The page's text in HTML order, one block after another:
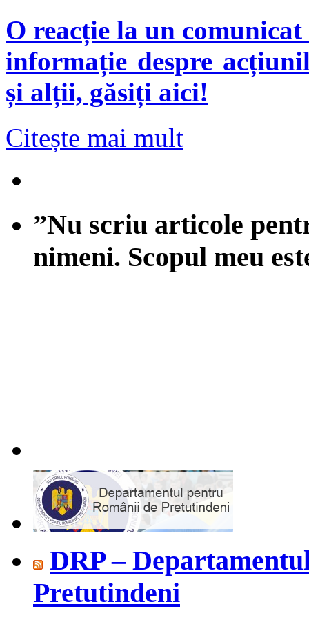
O reacție la un
informație despre
și alții, găsiți aici!
Citește mai mult
”Nu scriu articole
nimeni. Scopul meu
DRP –
Pretutindeni